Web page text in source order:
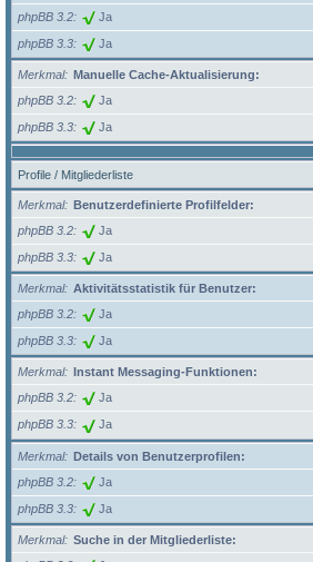
phpBB 3.2
Ja
phpBB 3.3 Ja
Merkmal
Manuelle Cache-Aktualisierung:
phpBB 3.2
Ja
phpBB 3.3 Ja
Profile / Mitgliederliste
Merkmal
Benutzerdefinierte Profilfelder:
phpBB 3.2
Ja
phpBB 3.3 Ja
Merkmal
Aktivitätsstatistik für Benutzer:
phpBB 3.2
Ja
phpBB 3.3 Ja
Merkmal
Instant Messaging-Funktionen:
phpBB 3.2
Ja
phpBB 3.3 Ja
Merkmal
Details von Benutzerprofilen:
phpBB 3.2
Ja
phpBB 3.3 Ja
Merkmal
Suche in der Mitgliederliste: